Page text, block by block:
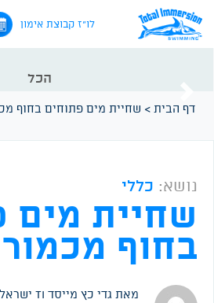
לו"ז קבוצת אימון
הכל
דף הבית > שחיית מים פתוחים בחוף
נושא: כללי
שחיית מים
בחוף
מאת גדי כץ מייסד TI ישראל